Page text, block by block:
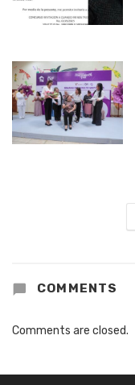
COMMENTS
Comments are closed.